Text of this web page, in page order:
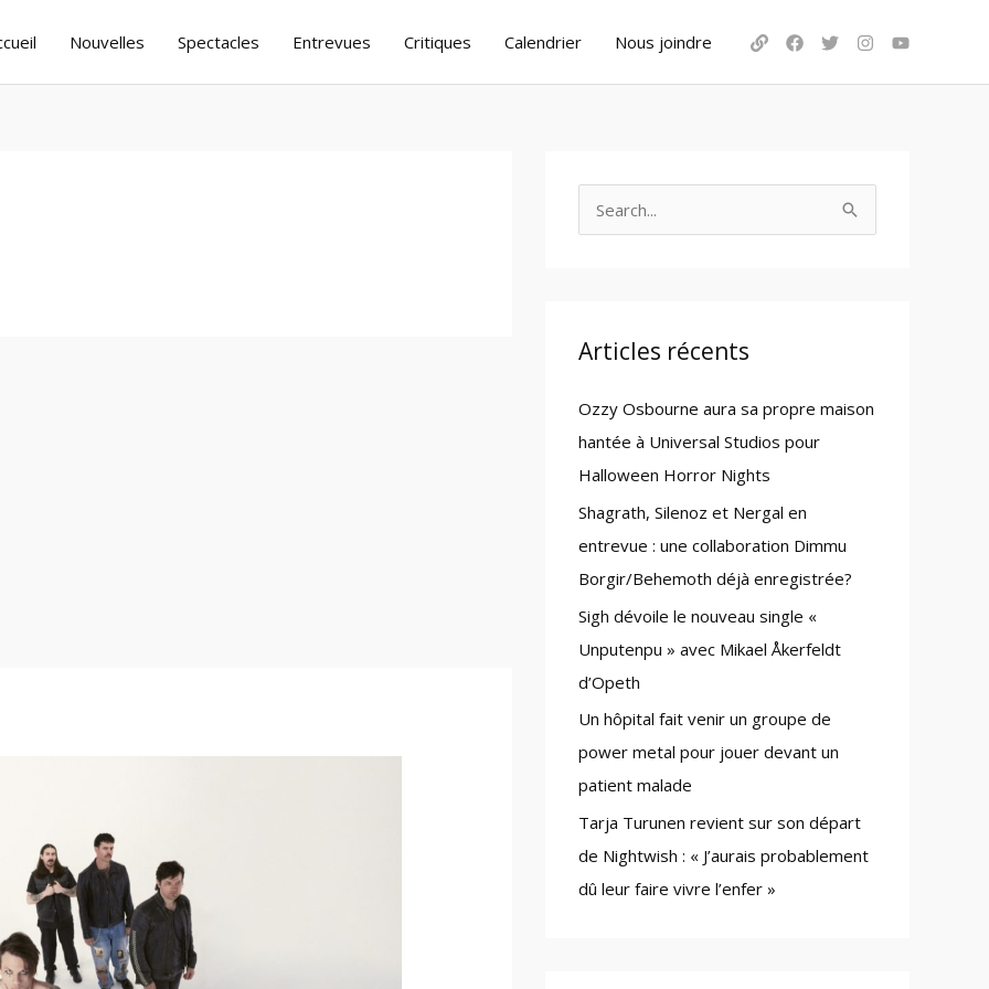
Nouvelles Spectacles Entrevues Critiques Calendrier Nous joindre
c
f
o
r
:
Articles récents
Ozzy Osbourne aura sa propre maison
hantée à Universal Studios pour
Halloween Horror Nights
Shagrath, Silenoz et Nergal en
entrevue : une collaboration Dimmu
Borgir/Behemoth déjà enregistrée?
Sigh dévoile le nouveau single «
Unputenpu » avec Mikael Åkerfeldt
d’Opeth
Un hôpital fait venir un groupe de
power metal pour jouer devant un
patient malade
Tarja Turunen revient sur son départ
de Nightwish : « J’aurais probablement
dû leur faire vivre l’enfer »